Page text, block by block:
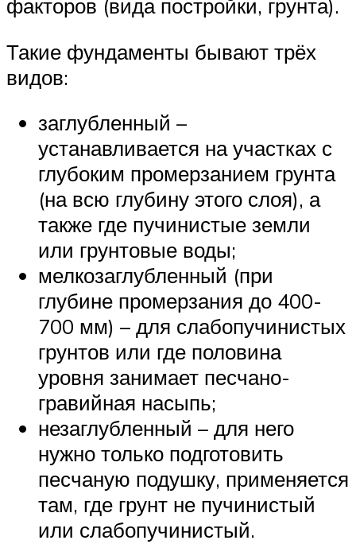
факторов (вида постройки, грунта).
Такие фундаменты бывают трёх
видов:
заглубленный –
устанавливается на участках с
глубоким промерзанием грунта
(на всю глубину этого слоя), а
также где пучинистые земли
или грунтовые воды;
мелкозаглубленный (при
глубине промерзания до 400-
700 мм) – для слабопучинистых
грунтов или где половина
уровня занимает песчано-
гравийная насыпь;
незаглубленный – для него
нужно только подготовить
песчаную подушку, применяется
там, где грунт не пучинистый
или слабопучинистый.